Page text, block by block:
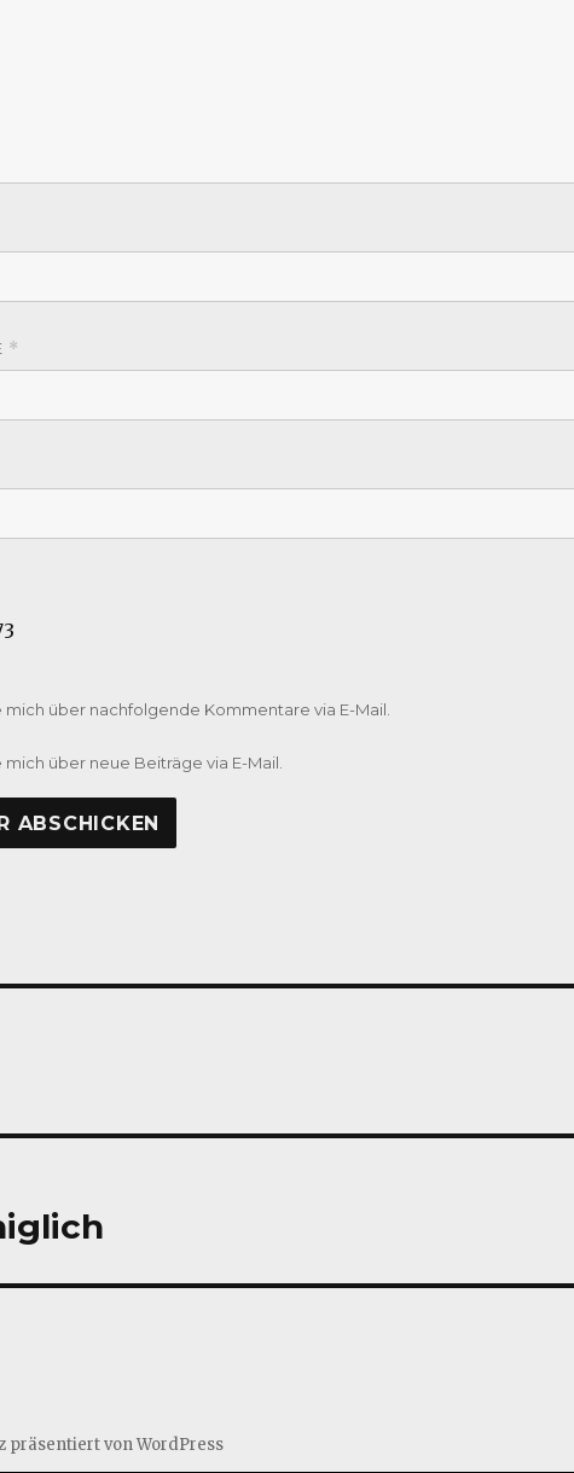
*
über nachfolgende Kommentare via E-Mail.
über neue Beiträge via E-Mail.
präsentiert von WordPress